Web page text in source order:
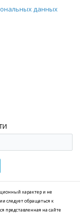
данных
характер и не
следует обращаться к
представленная на сайте